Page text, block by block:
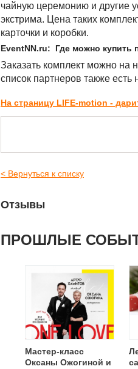
чайную церемонию и другие
экстрима. Цена таких
карточки и коробки.
EventNN.ru: Где можно купить
Заказать комплект можно на
список партнеров также
На страницу LIFE-motion -
< Вернуться к списку
Отзывы
ПРОШЛЫЕ
Мастер-класс
Оксаны Ожогиной и